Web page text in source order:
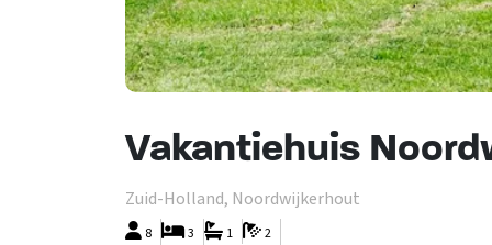
Vakantiehuis
Zuid-Holland, Noordwijkerhout
8 2
1
3